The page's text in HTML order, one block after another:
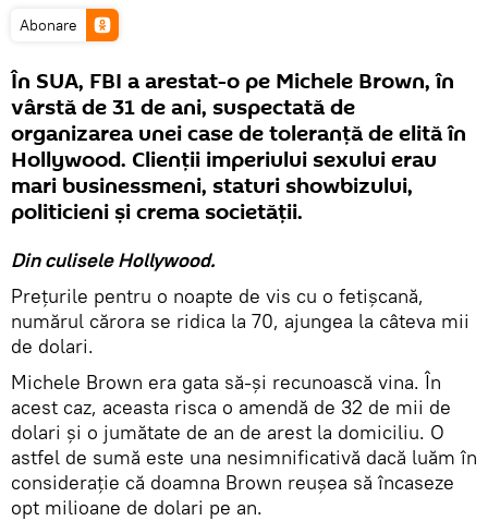
Abonare
În SUA, FBI a arestat-o pe Michele Brown, în
vârstă de 31 de ani, suspectată de
organizarea unei case de toleranță de elită în
Hollywood. Clienții imperiului sexului erau
mari businessmeni, staturi showbizului,
politicieni și crema societății.
Din culisele Hollywood.
Prețurile pentru o noapte de vis cu o fetișcană,
numărul cărora se ridica la 70, ajungea la câteva mii
de dolari.
Michele Brown era gata să-și recunoască vina. În
acest caz, aceasta risca o amendă de 32 de mii de
dolari și o jumătate de an de arest la domiciliu. O
astfel de sumă este una nesimnificativă dacă luăm în
considerație că doamna Brown reușea să încaseze
opt milioane de dolari pe an.